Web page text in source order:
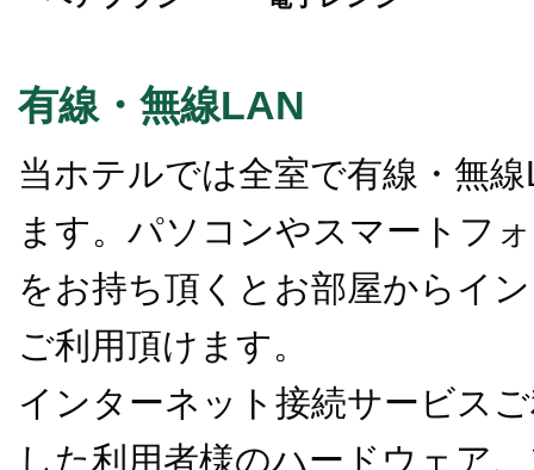
有線・無線LAN
当ホテルでは全室で有線・無
ます。パソコンやスマートフ
をお持ち頂くとお部屋からイ
ご利用頂けます。
インターネット接続サービス
した利用者様のハードウェア